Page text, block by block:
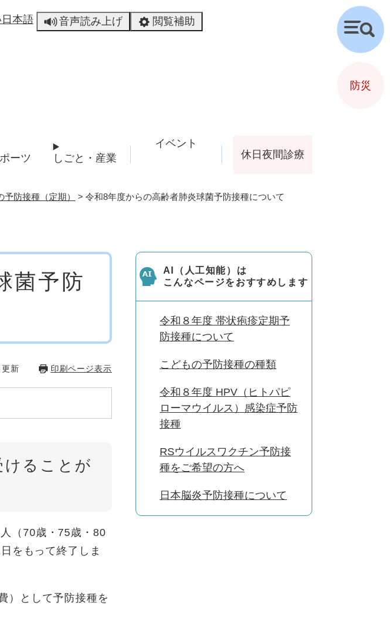
本語 音声読み上げ 閲覧補助
ーツ しごと・産業
イベント
休日夜間診療
予防接種（定期） > 令和8年度からの高齢者肺炎球菌予防接種について
菌予防
新 印刷ページ表示
けることが
（70歳・75歳・80
をもって終了しま
）として予防接種を
AI（人工知能）は
こんなページをおすすめします
令和８年度 帯状疱疹定期予
防接種について
こどもの予防接種の種類
令和８年度 HPV（ヒトパピ
ローマウイルス）感染症予防
接種
RSウイルスワクチン予防接
種をご希望の方へ
日本脳炎予防接種について
検
索
防災